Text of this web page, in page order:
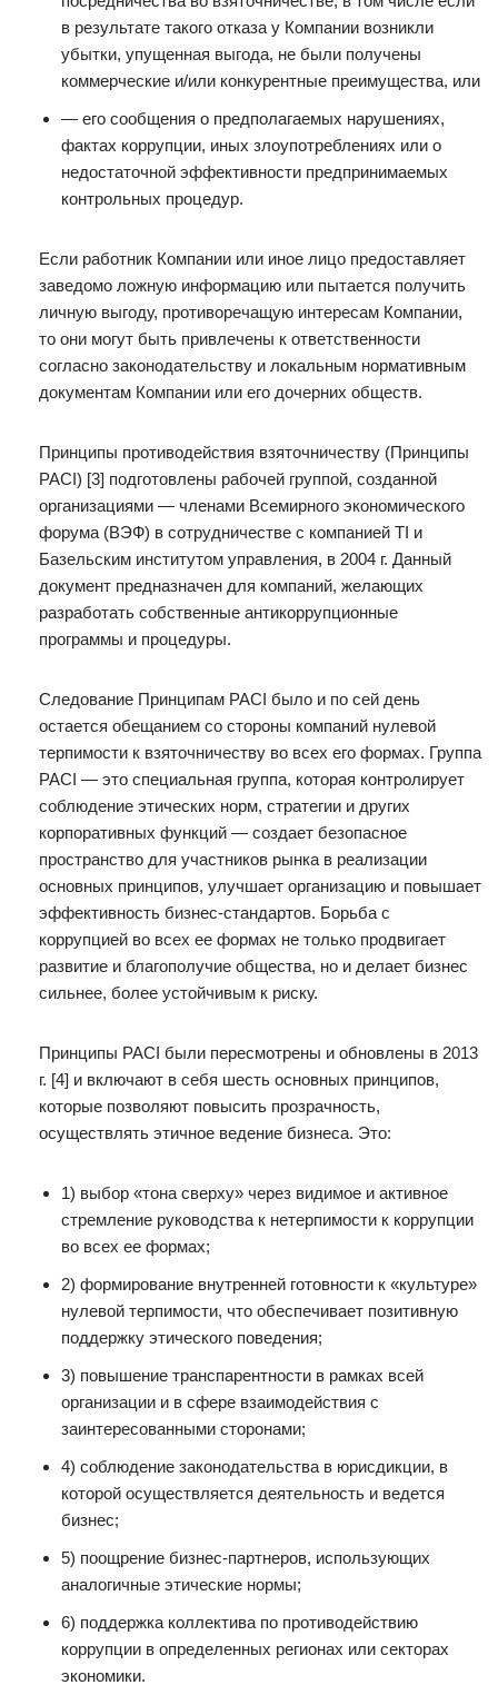
в результате такого отказа у Компании возникли
убытки, упущенная выгода, не были получены
коммерческие и/или конкурентные преимущества, или
— его сообщения о предполагаемых нарушениях,
фактах коррупции, иных злоупотреблениях или о
недостаточной эффективности предпринимаемых
контрольных процедур.
Если работник Компании или иное лицо предоставляет
заведомо ложную информацию или пытается получить
личную выгоду, противоречащую интересам Компании,
то они могут быть привлечены к ответственности
согласно законодательству и локальным нормативным
документам Компании или его дочерних обществ.
Принципы противодействия взяточничеству (Принципы
PACI) [3] подготовлены рабочей группой, созданной
организациями — членами Всемирного экономического
форума (ВЭФ) в сотрудничестве с компанией TI и
Базельским институтом управления, в 2004 г. Данный
документ предназначен для компаний, желающих
разработать собственные антикоррупционные
программы и процедуры.
Следование Принципам PACI было и по сей день
остается обещанием со стороны компаний нулевой
терпимости к взяточничеству во всех его формах. Группа
PACI — это специальная группа, которая контролирует
соблюдение этических норм, стратегии и других
корпоративных функций — создает безопасное
пространство для участников рынка в реализации
основных принципов, улучшает организацию и повышает
эффективность бизнес-стандартов. Борьба с
коррупцией во всех ее формах не только продвигает
развитие и благополучие общества, но и делает бизнес
сильнее, более устойчивым к риску.
Принципы PACI были пересмотрены и обновлены в 2013
г. [4] и включают в себя шесть основных принципов,
которые позволяют повысить прозрачность,
осуществлять этичное ведение бизнеса. Это:
1) выбор «тона сверху» через видимое и активное
стремление руководства к нетерпимости к коррупции
во всех ее формах;
2) формирование внутренней готовности к «культуре»
нулевой терпимости, что обеспечивает позитивную
поддержку этического поведения;
3) повышение транспарентности в рамках всей
организации и в сфере взаимодействия с
заинтересованными сторонами;
4) соблюдение законодательства в юрисдикции, в
которой осуществляется деятельность и ведется
бизнес;
5) поощрение бизнес-партнеров, использующих
аналогичные этические нормы;
6) поддержка коллектива по противодействию
коррупции в определенных регионах или секторах
экономики.